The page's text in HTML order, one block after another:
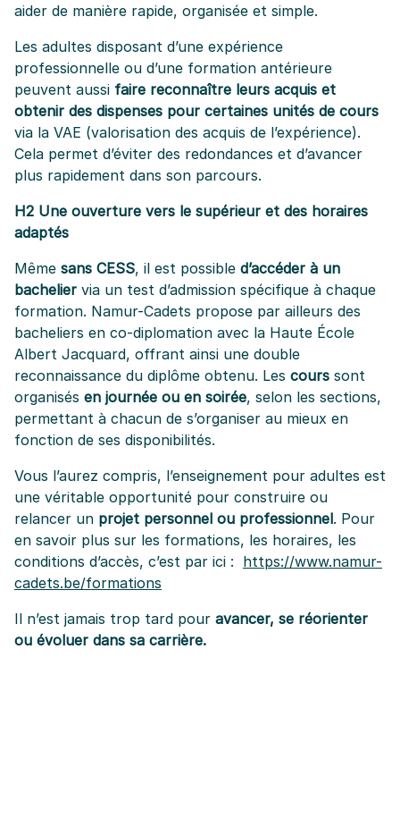
aider de manière rapide, organisée et simple.
Les adultes disposant d’une expérience
professionnelle ou d’une formation antérieure
peuvent aussi faire reconnaître leurs acquis et
obtenir des dispenses pour certaines unités de cours
via la VAE (valorisation des acquis de l’expérience).
Cela permet d’éviter des redondances et d’avancer
plus rapidement dans son parcours.
H2 Une ouverture vers le supérieur et des horaires
adaptés
Même sans CESS, il est possible d’accéder à un
bachelier via un test d’admission spécifique à chaque
formation. Namur-Cadets propose par ailleurs des
bacheliers en co-diplomation avec la Haute École
Albert Jacquard, offrant ainsi une double
reconnaissance du diplôme obtenu. Les cours sont
organisés en journée ou en soirée, selon les sections,
permettant à chacun de s’organiser au mieux en
fonction de ses disponibilités.
Vous l’aurez compris, l’enseignement pour adultes est
une véritable opportunité pour construire ou
relancer un projet personnel ou professionnel. Pour
en savoir plus sur les formations, les horaires, les
conditions d’accès, c’est par ici : https://www.namur-
cadets.be/formations
Il n’est jamais trop tard pour avancer, se réorienter
ou évoluer dans sa carrière.